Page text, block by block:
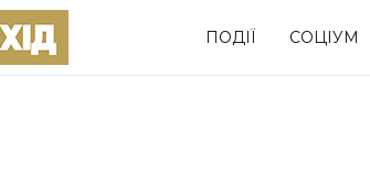
ПОДІЇ СОЦІУМ